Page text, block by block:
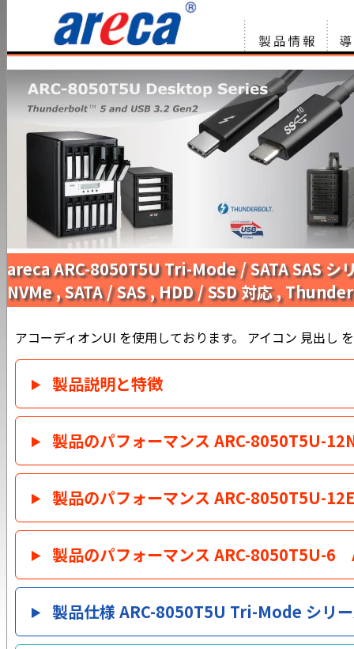
製品情報
サー
リュ
areca ARC-8050T5U Tri-Mode / SATA SAS シ
NVMe , SATA / SAS , HDD / SSD 対応 ,
アコーディオンUI を使用しております。 アイコン 見出し
製品説明と特徴
製品のパフォーマンス ARC-8050T5U-
製品のパフォーマンス ARC-8050T5U-
製品のパフォーマンス ARC-8050T5U-6
製品仕様 ARC-8050T5U Tri-Mode シリ